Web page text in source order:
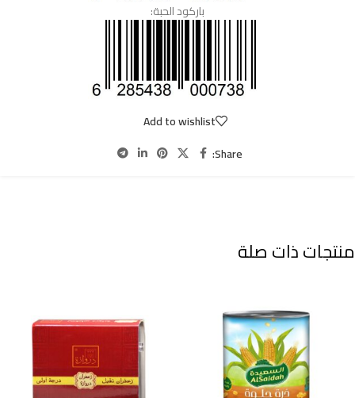
باركود الحبة:
Add to wishlist
Share:
منتجات ذات صلة